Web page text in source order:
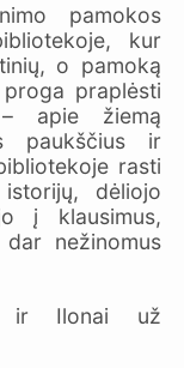
pamokos
kur
o pamoką
praplėsti
– apie žiemą
paukščius ir
rasti
dėliojo
į klausimus,
nežinomus
ir Ilonai už